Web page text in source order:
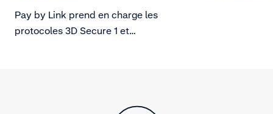
Pay by Link prend en charge les
protocoles 3D Secure 1 et